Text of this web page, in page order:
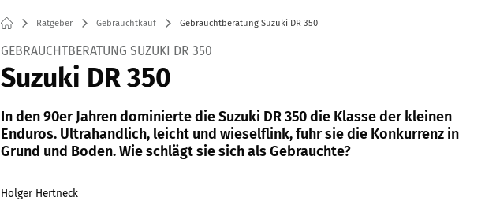
Ratgeber Gebrauchtkauf Gebrauchtberatung Suzuki DR 350
GEBRAUCHTBERATUNG SUZUKI DR 350
Suzuki DR 350
In den 90er Jahren dominierte die Suzuki DR 350 die Klasse der kleinen
Enduros. Ultrahandlich, leicht und wieselflink, fuhr sie die Konkurrenz in
Grund und Boden. Wie schlägt sie sich als Gebrauchte?
Holger Hertneck